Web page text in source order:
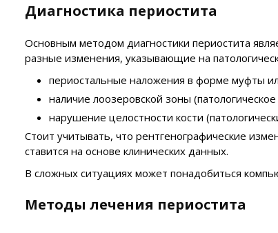
Диагностика периостита
Основным методом диагностики периостита
разные изменения, указывающие на
периостальные наложения в форме муфты
наличие лоозеровской зоны
нарушение целостности кости
Стоит учитывать, что рентгенографические
ставится на основе клинических данных.
В сложных ситуациях может понадобиться
Методы лечения периостита